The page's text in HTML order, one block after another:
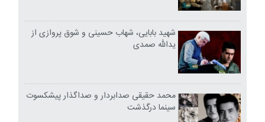
شهید بابایی، شهاب حسینی و شوق پروازی از
یدالله صمدی
محمد حقیقی صدابردار و صداگذار پیشکسوت
سینما درگذشت